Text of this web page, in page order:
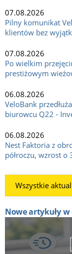
07.08.2026
Pilny komunikat
klientów bez
07.08.2026
Po wielkim
prestiżowym
06.08.2026
VeloBank
biurowcu Q22 -
06.08.2026
Nest Faktoria z
półroczu, wzrost o
Wszystkie
Nowe artykuły